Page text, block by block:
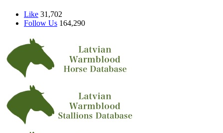
Like 31,702
Follow Us 164,290